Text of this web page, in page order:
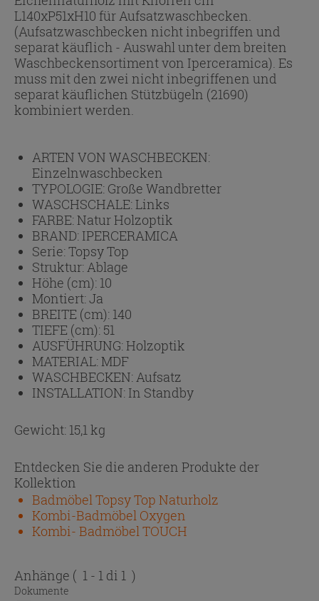
L140xP51xH10 für Aufsatzwaschbecken.
(Aufsatzwaschbecken nicht inbegriffen und
separat käuflich - Auswahl unter dem breiten
Waschbeckensortiment von Iperceramica). Es
muss mit den zwei nicht inbegriffenen und
separat käuflichen Stützbügeln (21690)
kombiniert werden.
ARTEN VON WASCHBECKEN:
Einzelnwaschbecken
TYPOLOGIE: Große Wandbretter
WASCHSCHALE:Links
FARBE:Natur Holzoptik
BRAND: IPERCERAMICA
Serie:Topsy Top
Struktur: Ablage
Höhe (cm): 10
Montiert:Ja
BREITE (cm): 140
TIEFE (cm): 51
AUSFÜHRUNG:Holzoptik
MATERIAL:MDF
WASCHBECKEN: Aufsatz
INSTALLATION: In Standby
Gewicht: 15,1 kg
Entdecken Sie die anderen Produkte der
Kollektion
Badmöbel Topsy Top Naturholz
Kombi-Badmöbel Oxygen
Kombi- Badmöbel TOUCH
Anhänge ( 1 - 1 di 1 )
Dokumente